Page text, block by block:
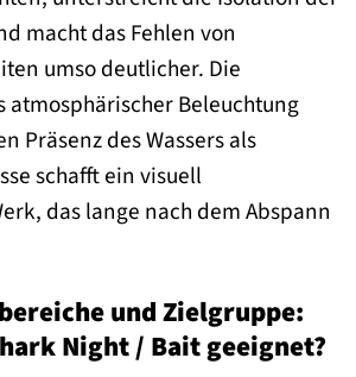
macht das Fehlen von
umso deutlicher. Die
atmosphärischer Beleuchtung
Präsenz des Wassers als
schafft ein visuell
das lange nach dem Abspann
und Zielgruppe:
Night / Bait geeignet?